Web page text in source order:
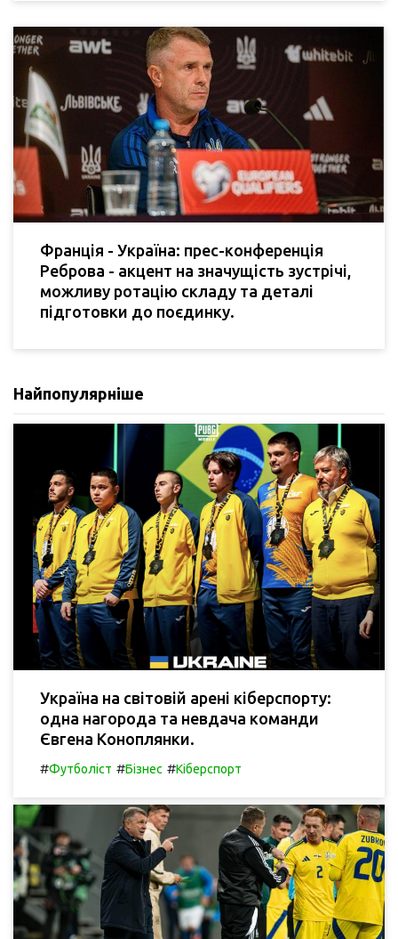
Франція - Україна: прес-конференція
Реброва - акцент на значущість зустрічі,
можливу ротацію складу та деталі
підготовки до поєдинку.
Найпопулярніше
Україна на світовій арені кіберспорту:
одна нагорода та невдача команди
Євгена Коноплянки.
#Футболіст #Бізнес #Кіберспорт